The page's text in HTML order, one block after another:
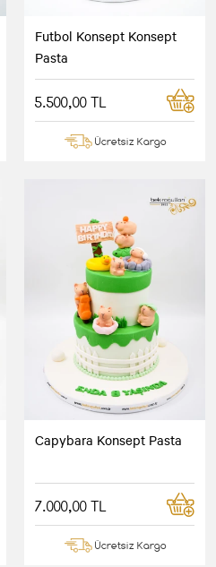
Futbol Konsept Konsept
Pasta
5.500,00 TL
Ücretsiz Kargo
Capybara Konsept Pasta
7.000,00 TL
Ücretsiz Kargo